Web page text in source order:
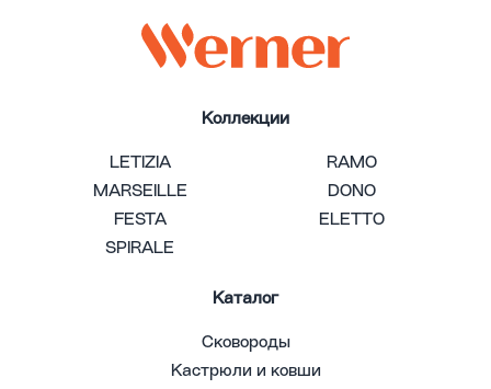
Коллекции
LETIZIA
RAMO
MARSEILLE
DONO
FESTA
ELETTO
SPIRALE
Каталог
Сковороды
Кастрюли и ковши